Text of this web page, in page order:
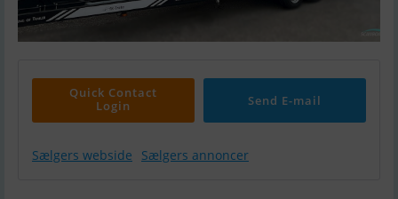
Quick Contact
Login
Send E-mail
Sælgers webside Sælgers annoncer